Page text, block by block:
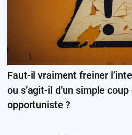
Faut-il vraiment freiner
ou s’agit-il d’un simple
opportuniste ?